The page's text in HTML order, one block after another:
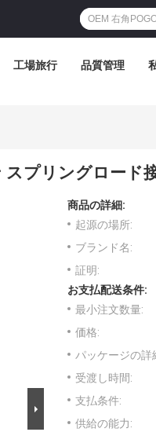
工場旅行 品質管理
スプリングロード
商品の詳細:
起源の場所:
ブランド名:
証明:
お支払配送条件:
最小注文数量:
価格:
パッケージの詳
受渡し時間:
支払条件:
供給の能力: